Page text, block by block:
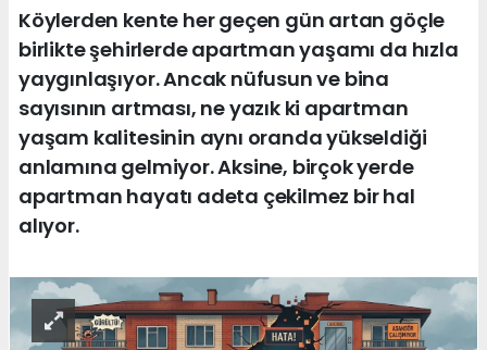
Köylerden kente her geçen gün artan göçle
birlikte şehirlerde apartman yaşamı da hızla
yaygınlaşıyor. Ancak nüfusun ve bina
sayısının artması, ne yazık ki apartman
yaşam kalitesinin aynı oranda yükseldiği
anlamına gelmiyor. Aksine, birçok yerde
apartman hayatı adeta çekilmez bir hal
alıyor.